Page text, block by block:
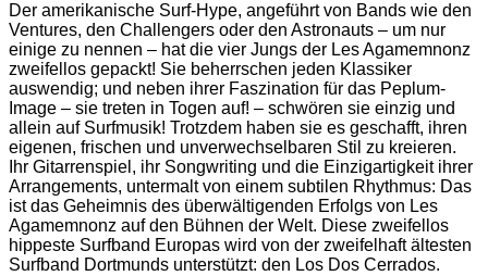
Der amerikanische Surf-Hype, angeführt von Bands wie den
Ventures, den Challengers oder den Astronauts – um nur
einige zu nennen – hat die vier Jungs der Les Agamemnonz
zweifellos gepackt! Sie beherrschen jeden Klassiker
auswendig; und neben ihrer Faszination für das Peplum-
Image – sie treten in Togen auf! – schwören sie einzig und
allein auf Surfmusik! Trotzdem haben sie es geschafft, ihren
eigenen, frischen und unverwechselbaren Stil zu kreieren.
Ihr Gitarrenspiel, ihr Songwriting und die Einzigartigkeit ihrer
Arrangements, untermalt von einem subtilen Rhythmus: Das
ist das Geheimnis des überwältigenden Erfolgs von Les
Agamemnonz auf den Bühnen der Welt. Diese zweifellos
hippeste Surfband Europas wird von der zweifelhaft ältesten
Surfband Dortmunds unterstützt: den Los Dos Cerrados.